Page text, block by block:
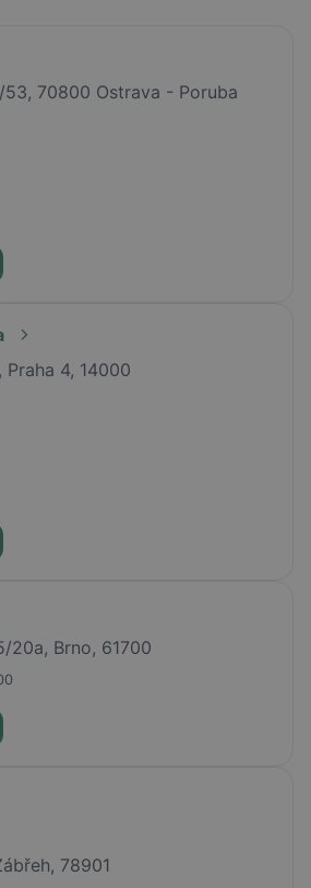
Zentiva se používají k
krvácení z dělohy
není vázáno na menstruační
jeho opakování, k načasování
k léčbě endometriózy (výskyt
se děložní sliznici v
částech pohlavního ústrojí,
- např. ve střevě).
70800 Ostrava - Poruba
4, 14000
20a, Brno, 61700
78901